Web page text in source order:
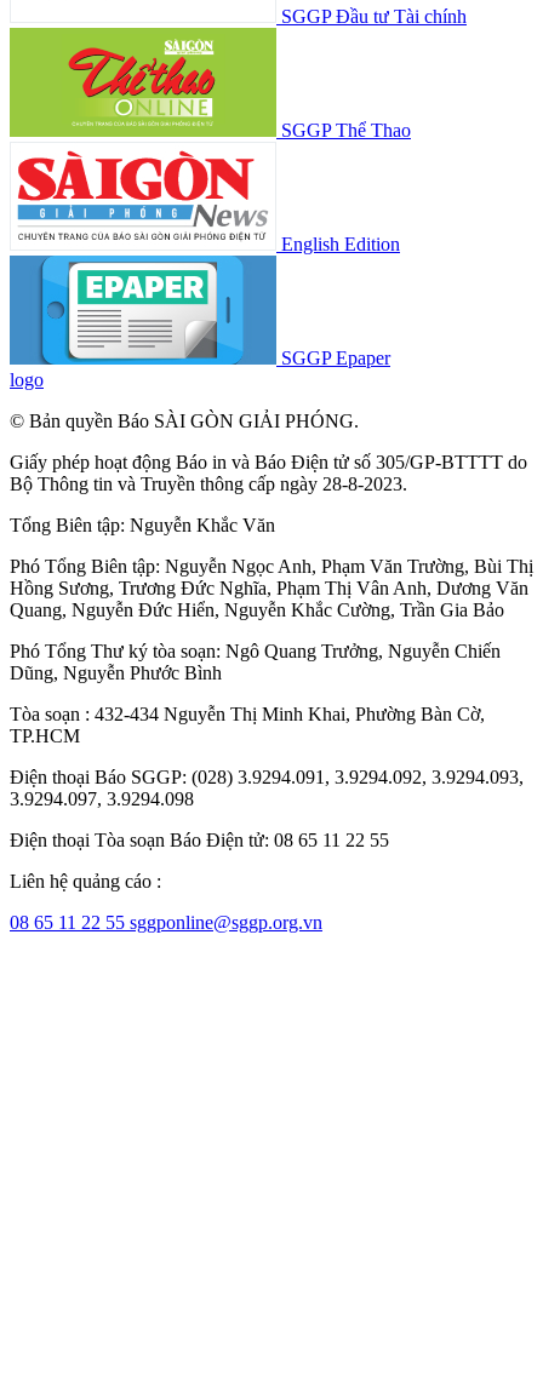
SGGP Đầu tư Tài chính
SGGP Thể Thao
English Edition
SGGP Epaper
logo
© Bản quyền Báo SÀI GÒN GIẢI PHÓNG.
Giấy phép hoạt động Báo in và Báo Điện tử số 305/GP-BTTTT do
Bộ Thông tin và Truyền thông cấp ngày 28-8-2023.
Tổng Biên tập: Nguyễn Khắc Văn
Phó Tổng Biên tập: Nguyễn Ngọc Anh, Phạm Văn Trường, Bùi Thị
Hồng Sương, Trương Đức Nghĩa, Phạm Thị Vân Anh, Dương Văn
Quang, Nguyễn Đức Hiển, Nguyễn Khắc Cường, Trần Gia Bảo
Phó Tổng Thư ký tòa soạn: Ngô Quang Trưởng, Nguyễn Chiến
Dũng, Nguyễn Phước Bình
Tòa soạn : 432-434 Nguyễn Thị Minh Khai, Phường Bàn Cờ,
TP.HCM
Điện thoại Báo SGGP: (028) 3.9294.091, 3.9294.092, 3.9294.093,
3.9294.097, 3.9294.098
Điện thoại Tòa soạn Báo Điện tử: 08 65 11 22 55
Liên hệ quảng cáo :
08 65 11 22 55 sggponline@sggp.org.vn